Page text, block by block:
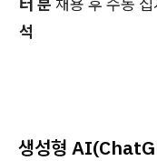
석
생성형